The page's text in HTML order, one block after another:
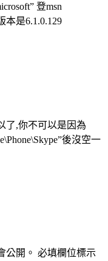
登msn
本是6.1.0.129
了,你不可以是因為
後沒空一
公開。 必填欄位標示